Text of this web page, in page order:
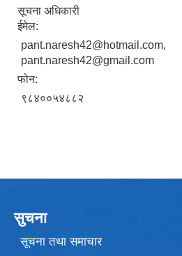
सूचना अधिकारी
ईमेल:
pant.naresh42@hotmail.com,
pant.naresh42@gmail.com
फोन:
९८४००५४८८२
सुचना
सूचना तथा समाचार